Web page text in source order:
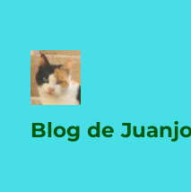
Blog de